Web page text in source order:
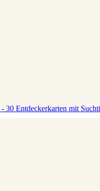
30 Entdeckerkarten mit